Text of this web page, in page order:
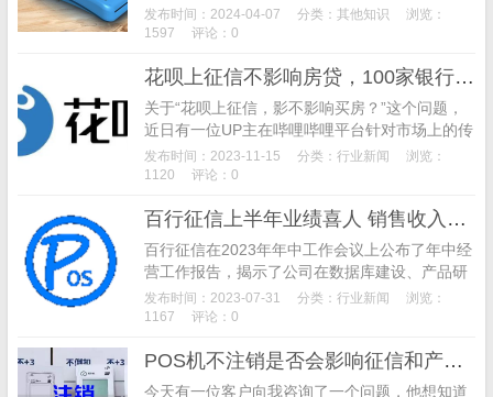
实现电子资金自动转账，它具有支持消费、预授
权、余额查询和转账等功能，使用起来安全、快
发布时间：2024-04-07 分类： 其他知识
浏览：
1597
评论：0
花呗上征信不影响房贷，100家银行证实
关于“花呗上征信，影不影响买房？”这个问题，
近日有一位UP主在哔哩哔哩平台针对市场上的传
言进行了调查。UP主拨打了100家不同类型银行
的客服电话，询问了花呗上征信是否会影响申请
呗上征信不影响房贷#”登上了微博热搜。
发布时间：2023-11-15 分类： 行业新闻
浏览：
1120
评论：0
百行征信上半年业绩喜人 销售收入增长226%
百行征信在2023年年中工作会议上公布了年中经
营工作报告，揭示了公司在数据库建设、产品研
发和市场拓展方面的良好表现。报告显示，百行
征信上半年新增信息主体数近5000万人，数据库
时，公司在数据合规和异议处理方面也取得了积
极进展。此外，百行征信上半年销售收入更是同
发布时间：2023-07-31 分类： 行业新闻
浏览：
1167
评论：0
POS机不注销是否会影响征信和产生其他费用？详细解答
今天有一位客户向我咨询了一个问题，他想知道